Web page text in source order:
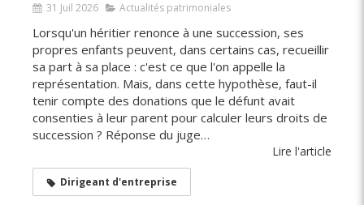
31 Juil 2026 Actualités patrimoniales
Lorsqu'un héritier renonce à une succession, ses
propres enfants peuvent, dans certains cas, recueillir
sa part à sa place : c'est ce que l'on appelle la
représentation. Mais, dans cette hypothèse, faut-il
tenir compte des donations que le défunt avait
consenties à leur parent pour calculer leurs droits de
succession ? Réponse du juge…
Lire l'article
Dirigeant d'entreprise